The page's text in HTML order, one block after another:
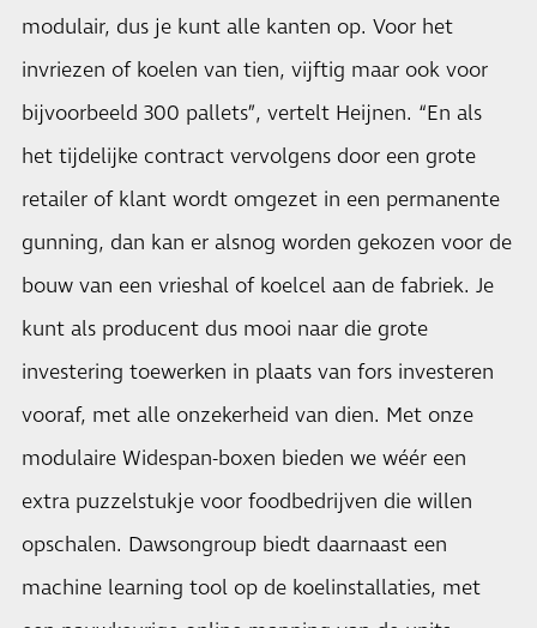
modulair, dus je kunt alle kanten op. Voor het
invriezen of koelen van tien, vijftig maar ook voor
bijvoorbeeld 300 pallets”, vertelt Heijnen. “En als
het tijdelijke contract vervolgens door een grote
retailer of klant wordt omgezet in een permanente
gunning, dan kan er alsnog worden gekozen voor de
bouw van een vrieshal of koelcel aan de fabriek. Je
kunt als producent dus mooi naar die grote
investering toewerken in plaats van fors investeren
vooraf, met alle onzekerheid van dien. Met onze
modulaire Widespan-boxen bieden we wéér een
extra puzzelstukje voor foodbedrijven die willen
opschalen. Dawsongroup biedt daarnaast een
machine learning tool op de koelinstallaties, met